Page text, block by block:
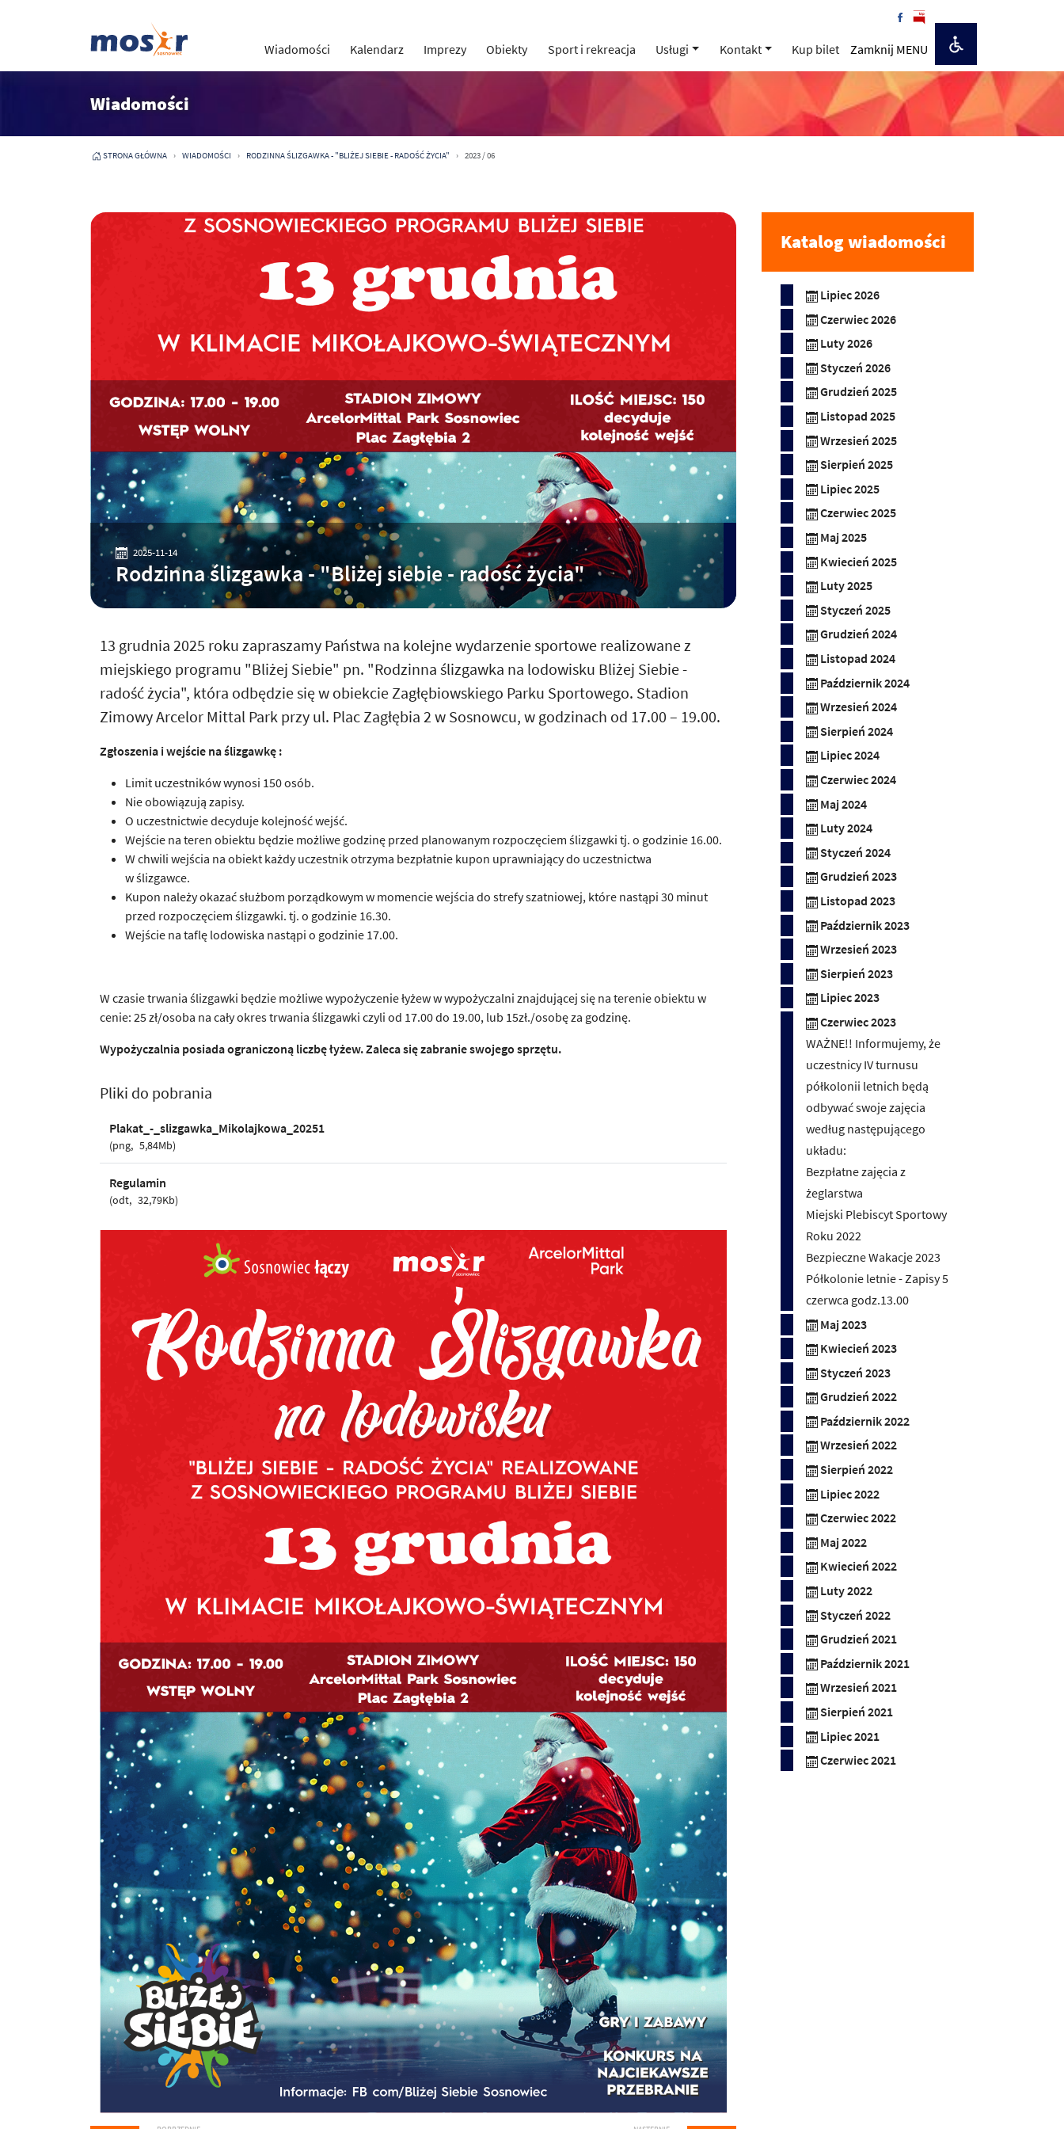
Wiadomości Kalendarz Imprezy Obiekty Sport i rekreacja Usługi Kontakt Kup bilet Zamknij MENU
Wiadomości
STRONA GŁÓWNA WIADOMOŚCI RODZINNA ŚLIZGAWKA - "BLIŻEJ SIEBIE - RADOŚĆ ŻYCIA" 2023 / 06
2025-11-14
Rodzinna ślizgawka - "Bliżej siebie - radość życia"
13 grudnia 2025 roku zapraszamy Państwa na kolejne wydarzenie sportowe realizowane z
miejskiego programu "Bliżej Siebie" pn. "Rodzinna ślizgawka na lodowisku Bliżej Siebie -
radość życia", która odbędzie się w obiekcie Zagłębiowskiego Parku Sportowego. Stadion
Zimowy Arcelor Mittal Park przy ul. Plac Zagłębia 2 w Sosnowcu, w godzinach od 17.00 – 19.00.
Zgłoszenia i wejście na ślizgawkę :
Limit uczestników wynosi 150 osób.
Nie obowiązują zapisy.
O uczestnictwie decyduje kolejność wejść.
Wejście na teren obiektu będzie możliwe godzinę przed planowanym rozpoczęciem ślizgawki tj. o godzinie 16.00.
W chwili wejścia na obiekt każdy uczestnik otrzyma bezpłatnie kupon uprawniający do uczestnictwa
w ślizgawce.
Kupon należy okazać służbom porządkowym w momencie wejścia do strefy szatniowej, które nastąpi 30 minut
przed rozpoczęciem ślizgawki. tj. o godzinie 16.30.
Wejście na taflę lodowiska nastąpi o godzinie 17.00.
W czasie trwania ślizgawki będzie możliwe wypożyczenie łyżew w wypożyczalni znajdującej się na terenie obiektu w
cenie: 25 zł/osoba na cały okres trwania ślizgawki czyli od 17.00 do 19.00, lub 15zł./osobę za godzinę.
Wypożyczalnia posiada ograniczoną liczbę łyżew. Zaleca się zabranie swojego sprzętu.
Pliki do pobrania
Plakat_-_slizgawka_Mikolajkowa_20251
png 5,84Mb
Regulamin
odt 32,79Kb
Katalog wiadomości
Lipiec 2026
Czerwiec 2026
Luty 2026
Styczeń 2026
Grudzień 2025
Listopad 2025
Wrzesień 2025
Sierpień 2025
Lipiec 2025
Czerwiec 2025
Maj 2025
Kwiecień 2025
Luty 2025
Styczeń 2025
Grudzień 2024
Listopad 2024
Październik 2024
Wrzesień 2024
Sierpień 2024
Lipiec 2024
Czerwiec 2024
Maj 2024
Luty 2024
Styczeń 2024
Grudzień 2023
Listopad 2023
Październik 2023
Wrzesień 2023
Sierpień 2023
Lipiec 2023
Czerwiec 2023
WAŻNE!! Informujemy, że
uczestnicy IV turnusu
półkolonii letnich będą
odbywać swoje zajęcia
według następującego
układu:
Bezpłatne zajęcia z
żeglarstwa
Miejski Plebiscyt Sportowy
Roku 2022
Bezpieczne Wakacje 2023
Półkolonie letnie - Zapisy 5
czerwca godz.13.00
Maj 2023
Kwiecień 2023
Styczeń 2023
Grudzień 2022
Październik 2022
Wrzesień 2022
Sierpień 2022
Lipiec 2022
Czerwiec 2022
Maj 2022
Kwiecień 2022
Luty 2022
Styczeń 2022
Grudzień 2021
Październik 2021
Wrzesień 2021
Sierpień 2021
Lipiec 2021
Czerwiec 2021